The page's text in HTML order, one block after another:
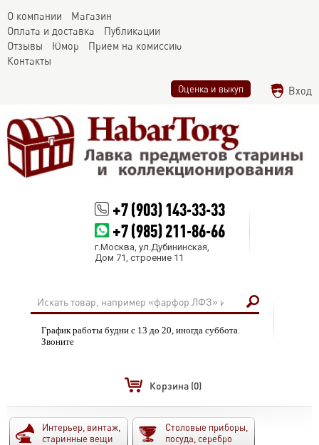
О компании
Магазин
Оплата и доставка
Публикации
Отзывы
Юмор
Прием на комиссию
Контакты
Оценка и выкуп Вход
+7 (903) 143-33-33
+7 (985) 211-86-66
г.Москва, ул.Дубининская,
Дом 71, строение 11
График работы будни с 13 до 20, иногда суббота.
Звоните
Корзина (0)
Интерьер, винтаж,
старинные вещи
Столовые приборы,
посуда, серебро